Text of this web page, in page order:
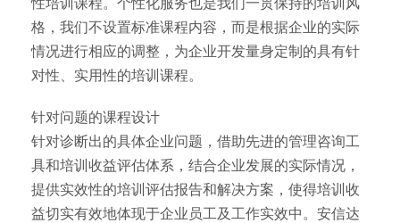
性培训课程。个性化服务也是我们一贯保持的培训风
格，我们不设置标准课程内容，而是根据企业的实际
情况进行相应的调整，为企业开发量身定制的具有针
对性、实用性的培训课程。
针对问题的课程设计
针对诊断出的具体企业问题，借助先进的管理咨询工
具和培训收益评估体系，结合企业发展的实际情况，
提供实效性的培训评估报告和解决方案，使得培训收
益切实有效地体现于企业员工及工作实效中。安信达